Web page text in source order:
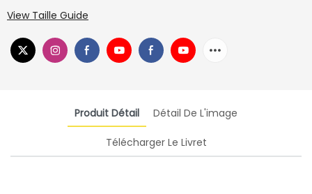
View Taille Guide
Produit Détail Détail De L'image
Télécharger Le Livret